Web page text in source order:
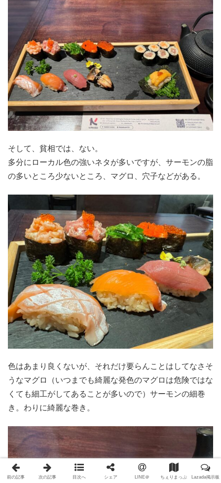
そして、貧相では、ない。
多分にローカル色の強いネタが多いですが、サーモンの脂
の多いところ少ないところ、マグロ、穴子などがある。
色はあまり良くないが、それだけ要らんことはしてなさそ
うなマグロ（いつまでも綺麗な発色のマグロは危険ではな
くても細工がしてあることが多いので）サーモンの細巻
き。わりに綺麗な巻き。
前の記事 次の記事 目次へ シェア LINE＠ ちぇりまっぷ Lazada掲示板